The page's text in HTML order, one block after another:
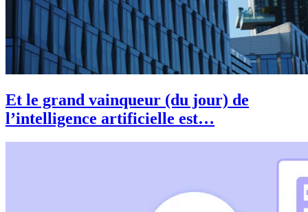
Et le grand vainqueur (du jour) de
l’intelligence artificielle est…